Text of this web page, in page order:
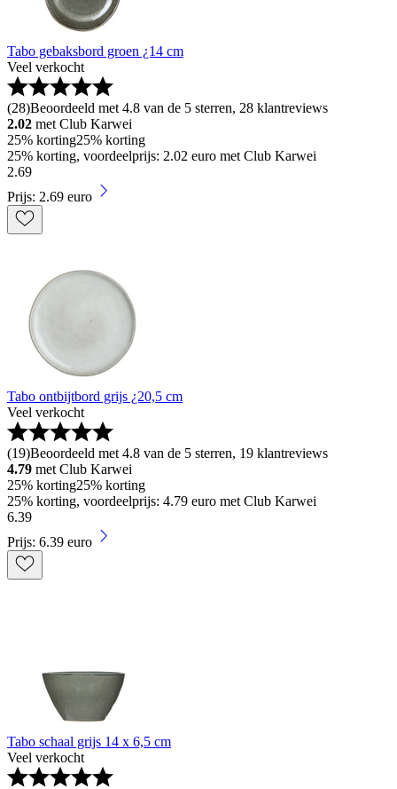
Tabo gebaksbord groen ¿14 cm
Veel verkocht
(28)Beoordeeld met 4.8 van de 5 sterren, 28 klantreviews
2.02 met Club Karwei
25% korting25% korting
25% korting, voordeelprijs: 2.02 euro met Club Karwei
2.69
Prijs: 2.69 euro
Tabo ontbijtbord grijs ¿20,5 cm
Veel verkocht
(19)Beoordeeld met 4.8 van de 5 sterren, 19 klantreviews
4.79 met Club Karwei
25% korting25% korting
25% korting, voordeelprijs: 4.79 euro met Club Karwei
6.39
Prijs: 6.39 euro
Tabo schaal grijs 14 x 6,5 cm
Veel verkocht